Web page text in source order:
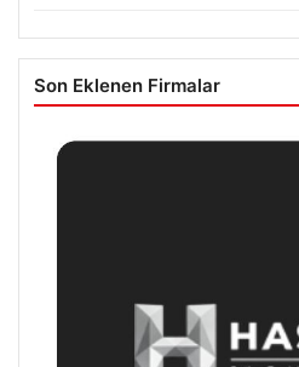
Son Eklenen Firmalar